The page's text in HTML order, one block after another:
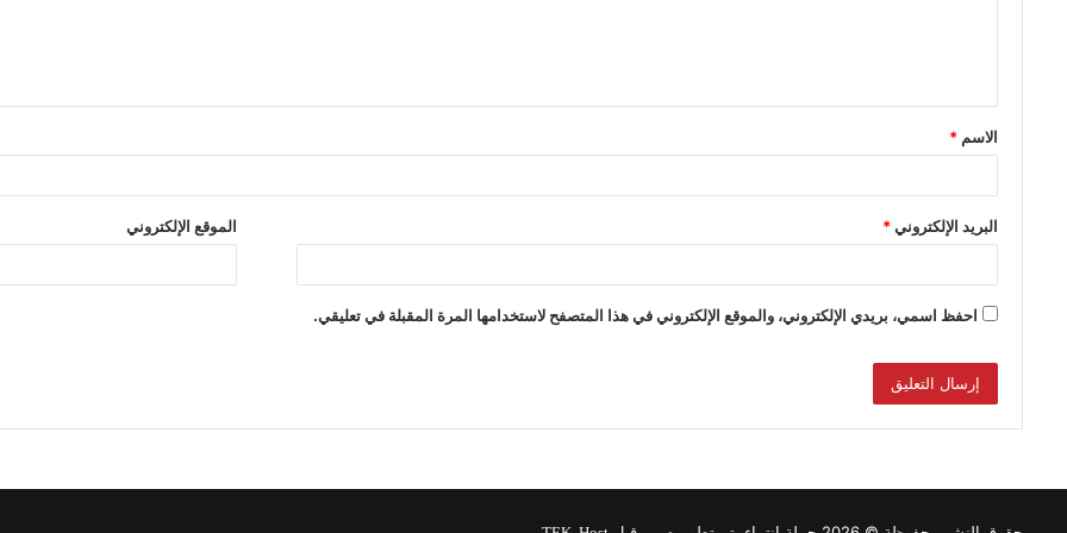
الاسم *
البريد الإلكتروني* الموقع الإلكتروني
احفظ اسمي، بريدي الإلكتروني، والموقع الإلكتروني في هذا المتصفح لاستخدامها المرة المقبلة في تعليقي.